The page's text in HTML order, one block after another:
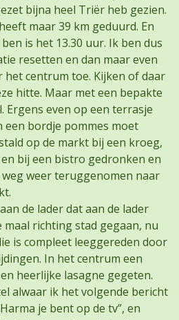
bijna heel Triër heb gezien.
maar 39 km geduurd. En
is het 13.30 uur. Ik ben dus
resetten en dan maar even
centrum toe. Kijken of daar
hitte. Maar met een bepakte
Ergens even op een terrasje
bordje pommes moet
op de markt bij een kroeg,
bij een bistro gedronken en
weer teruggenomen naar
de lader dat aan de lader
maal richting stad gegaan, nu
is compleet leeggereden door
In het centrum een
heerlijke lasagne gegeten.
alwaar ik het volgende bericht
je bent op de tv”, en